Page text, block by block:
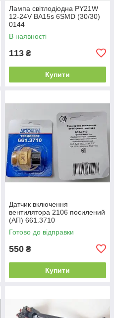
Лампа світлодіодна PY21W
12-24V BA15s 6SMD (30/30)
0144
В наявності
113 ₴
Купити
Датчик включення
вентилятора 2106 посилений
(АП) 661.3710
Готово до відправки
550 ₴
Купити